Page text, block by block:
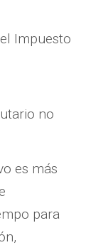
Impuesto
no
es más
para